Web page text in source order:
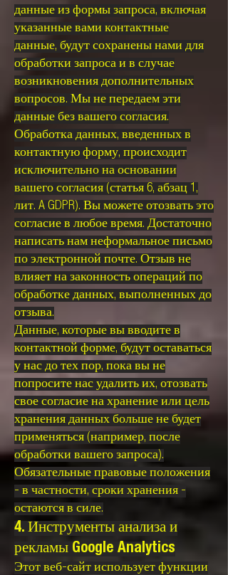
данные из формы запроса, включая
указанные вами контактные
данные, будут сохранены нами для
обработки запроса и в случае
возникновения дополнительных
вопросов. Мы не передаем эти
данные без вашего согласия.
Обработка данных, введенных в
контактную форму, происходит
исключительно на основании
вашего согласия (статья 6, абзац 1,
лит. A GDPR). Вы можете отозвать это
согласие в любое время. Достаточно
написать нам неформальное письмо
по электронной почте. Отзыв не
влияет на законность операций по
обработке данных, выполненных до
отзыва.
Данные, которые вы вводите в
контактной форме, будут оставаться
у нас до тех пор, пока вы не
попросите нас удалить их, отозвать
свое согласие на хранение или цель
хранения данных больше не будет
применяться (например, после
обработки вашего запроса).
Обязательные правовые положения
- в частности, сроки хранения -
остаются в силе.
4. Инструменты анализа и
рекламы Google Analytics
Этот веб-сайт использует функции